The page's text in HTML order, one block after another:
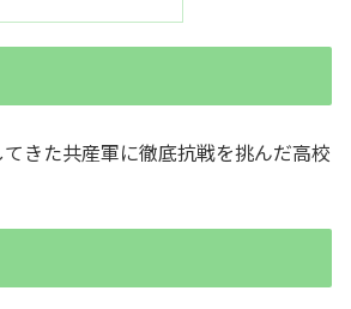
きた共産軍に徹底抗戦を挑んだ高校